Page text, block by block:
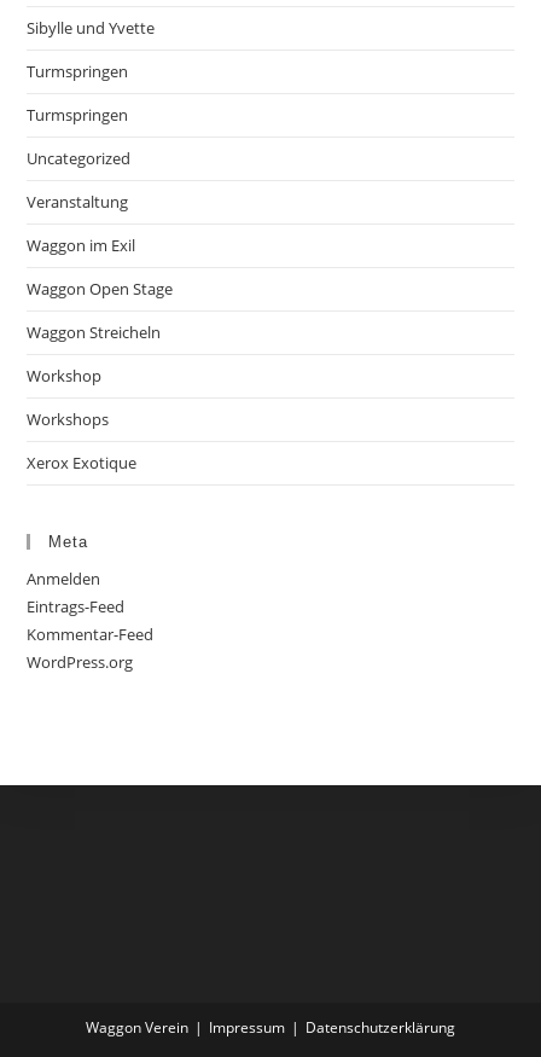
Sibylle und Yvette
Turmspringen
Turmspringen
Uncategorized
Veranstaltung
Waggon im Exil
Waggon Open Stage
Waggon Streicheln
Workshop
Workshops
Xerox Exotique
Meta
Anmelden
Eintrags-Feed
Kommentar-Feed
WordPress.org
Waggon Verein Impressum Datenschutzerklärung